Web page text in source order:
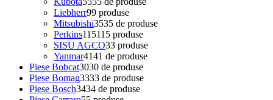
Liebherr99 produse
Mitsubishi3535 de produse
Perkins115115 produse
SISU AGCO33 produse
Yanmar4141 de produse
Piese Bobcat3030 de produse
Piese Bomag3333 de produse
Piese Bosch3434 de produse